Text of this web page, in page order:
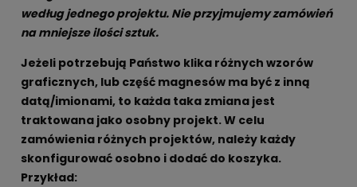
według jednego projektu. Nie przyjmujemy zamówień
na mniejsze ilości sztuk.
Jeżeli potrzebują Państwo klika różnych wzorów
graficznych, lub część magnesów ma być z inną
datą/imionami, to każda taka zmiana jest
traktowana jako osobny projekt. W celu
zamówienia różnych projektów, należy każdy
skonfigurować osobno i dodać do koszyka.
Przykład: